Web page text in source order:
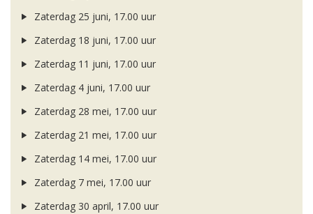
Zaterdag 25 juni, 17.00 uur
Zaterdag 18 juni, 17.00 uur
Zaterdag 11 juni, 17.00 uur
Zaterdag 4 juni, 17.00 uur
Zaterdag 28 mei, 17.00 uur
Zaterdag 21 mei, 17.00 uur
Zaterdag 14 mei, 17.00 uur
Zaterdag 7 mei, 17.00 uur
Zaterdag 30 april, 17.00 uur